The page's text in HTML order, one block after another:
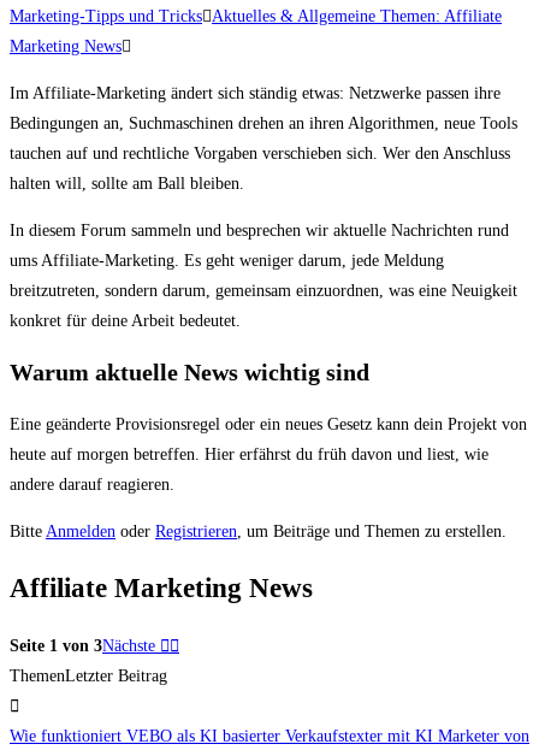
Breadcrumbs
-
Marketing-Tipps und Tricks Aktuelles & Allgemeine Themen: Affiliate
Marketing News
Im Affiliate-Marketing ändert sich ständig etwas: Netzwerke passen ihre
Bedingungen an, Suchmaschinen drehen an ihren Algorithmen, neue Tools
tauchen auf und rechtliche Vorgaben verschieben sich. Wer den Anschluss
halten will, sollte am Ball bleiben.
In diesem Forum sammeln und besprechen wir aktuelle Nachrichten rund
ums Affiliate-Marketing. Es geht weniger darum, jede Meldung
breitzutreten, sondern darum, gemeinsam einzuordnen, was eine Neuigkeit
konkret für deine Arbeit bedeutet.
Warum aktuelle News wichtig sind
Eine geänderte Provisionsregel oder ein neues Gesetz kann dein Projekt von
heute auf morgen betreffen. Hier erfährst du früh davon und liest, wie
andere darauf reagieren.
Bitte Anmelden oder Registrieren, um Beiträge und Themen zu erstellen.
Affiliate Marketing News
Seite 1 von 3Nächste
ThemenLetzter Beitrag
Wie funktioniert VEBO als KI basierter Verkaufstexter mit KI Marketer von